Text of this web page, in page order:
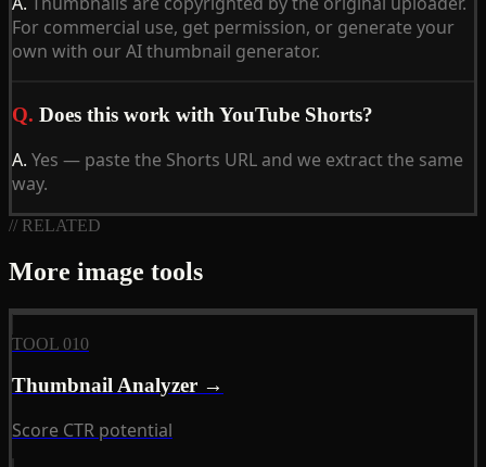
For commercial use, get permission, or generate your
own with our AI thumbnail generator.
Q. Does this work with YouTube Shorts?
A. Yes — paste the Shorts URL and we extract the same
way.
// RELATED
More image tools
TOOL 010
Thumbnail Analyzer →
Score CTR potential